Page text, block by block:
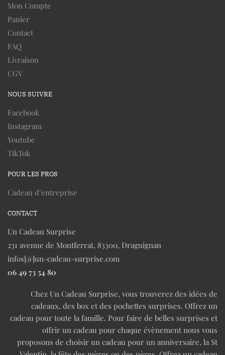
Mon Compte
Panier
Contact
FAQ
Livraison
CGV
NOUS SUIVRE
Facebook
Instagram
Youtube
TikTok
POUR LES PROS
Cadeau d’entreprise
CONTACT
Un Cadeau Surprise
231 avenue de Montferrat, 83300, Draguignan
infos[@]un-cadeau-surprise.com
06 49 73 54 80
Chez Un Cadeau Surprise, vous trouverez des idées de
cadeaux, des box et des pochettes surprises. Offrez un
cadeau pour toute la famille. Pour faire de belles surprises et
offrir un cadeau pour chaque évènement nous vous
proposons de choisir un cadeau pour un anniversaire, la St